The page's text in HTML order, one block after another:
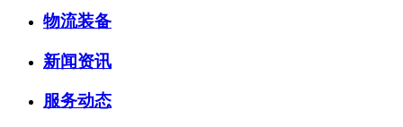
物流装备
新闻资讯
服务动态